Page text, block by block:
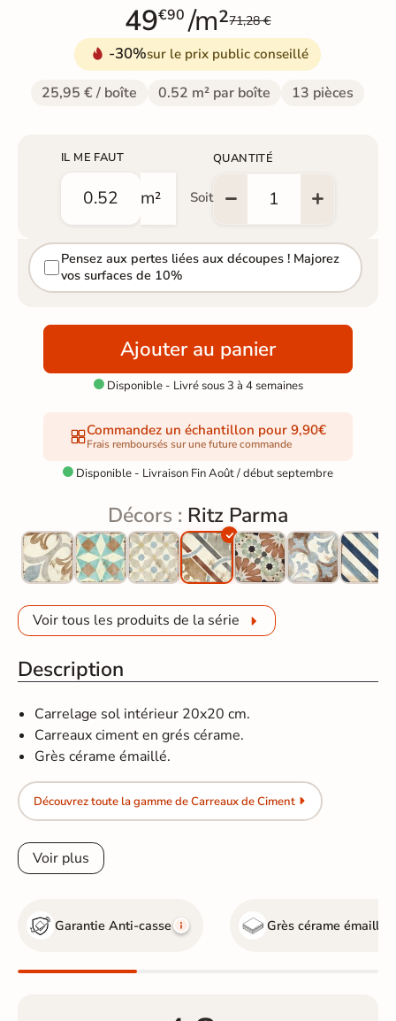
49€90 /m²71,28 €
-30%sur le prix public conseillé
25,95 € / boîte 0.52 m² par boîte 13 pièces
IL ME FAUT
m² Soit
QUANTITÉ
Pensez aux pertes liées aux découpes ! Majorez
vos surfaces de 10%
Ajouter au panier
Disponible - Livré sous 3 à 4 semaines
Commandez un échantillon pour 9,90€
Frais remboursés sur une future commande
 Disponible - Livraison Fin Août / début septembre
Décors : Ritz Parma
Voir tous les produits de la série
Description
Carrelage sol intérieur 20x20 cm.
Carreaux ciment en grés cérame.
Grès cérame émaillé.
Découvrez toute la gamme de Carreaux de Ciment
Voir plus
Garantie Anti-casse Grès cérame émaillé